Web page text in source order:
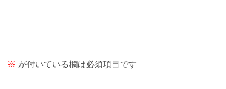
※ が付いている欄は必須項目です